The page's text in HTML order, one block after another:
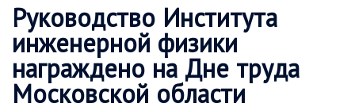
Руководство Института
инженерной физики
награждено на Дне труда
Московской области